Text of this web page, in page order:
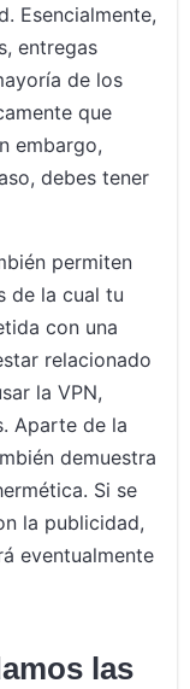
Esencialmente,
entregas
de los
que
embargo,
debes tener
permiten
de la cual tu
con una
relacionado
la VPN,
Aparte de la
demuestra
Si se
la publicidad,
eventualmente
las